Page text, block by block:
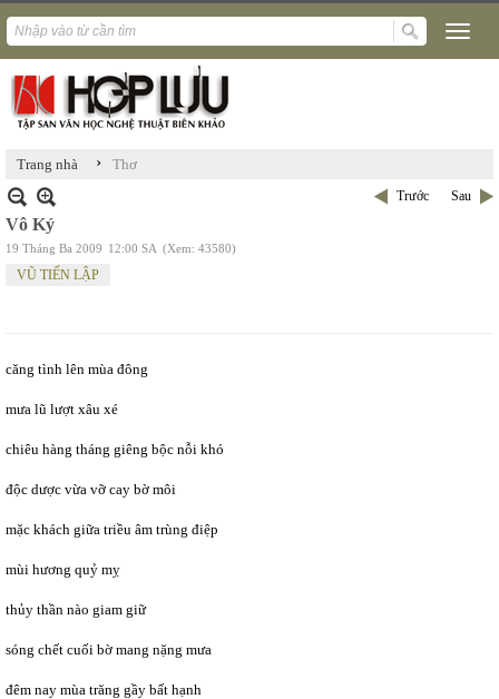
Trang nhà › Thơ
Trước Sau
Vô Ký
19 Tháng Ba 2009 12:00 SA (Xem: 43580)
VŨ TIẾN LẬP
căng tình lên mùa đông
mưa lũ lượt xâu xé
chiêu hàng tháng giêng bộc nỗi khó
độc dược vừa vỡ cay bờ môi
mặc khách giữa triều âm trùng điệp
mùi hương quỷ mỵ
thủy thần nào giam giữ
sóng chết cuối bờ mang nặng mưa
đêm nay mùa trăng gầy bất hạnh